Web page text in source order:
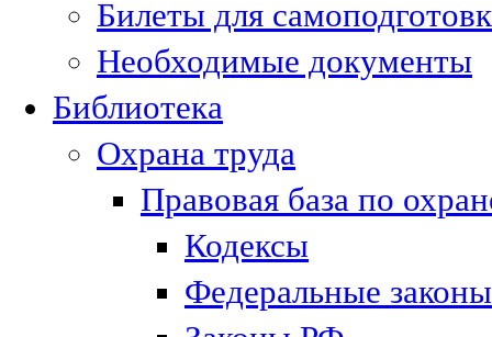
Билеты для
Необходимые документы
Библиотека
Охрана труда
Правовая база по
Кодексы
Федеральные законы